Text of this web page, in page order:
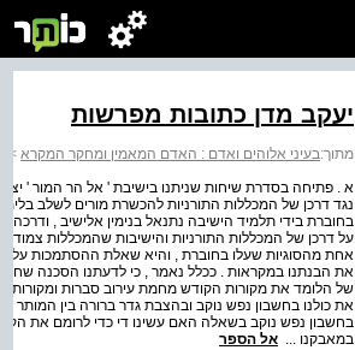
יעקב מדן כתובות מפרשות
מתוך:בעיני אלוהים ואדם : האדם המאמין ומחקר המקרא >
א . פתיחה בסדרת שיחות שניתנו בישיבת ' אל הר המור '
נגד דרכן של המכללות התורניות להכשרת מורים לשלב
בחוברת בידי תלמיד הישיבה נתנאל בנימין אלישיב ,
על דרכן של המכללות התורניות והישיבות שהמכללות
אחת מהסוגיות שעלו בחוברת , והיא שאלת ההסתמכות על
את הבנתנו במקראות . ככלל נאמר , כי לדעתנו הסכנה
של הלומד את מקורות הקודש מחמת עירוב סברות ומקורות
את כולנו בחשבון נפש נוקב ובהצבת גדר ברורה בין המותר
בחשבון נפש נוקב בשאלה האם עשינו די כדי לרומם את
במאבקנו ... אל הספר